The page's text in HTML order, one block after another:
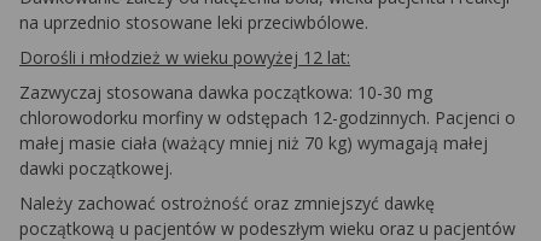
na uprzednio stosowane leki przeciwbólowe.
Dorośli i młodzież w wieku powyżej 12 lat:
Zazwyczaj stosowana dawka początkowa: 10-30 mg
chlorowodorku morfiny w odstępach 12-godzinnych. Pacjenci o
małej masie ciała (ważący mniej niż 70 kg) wymagają małej
dawki początkowej.
Należy zachować ostrożność oraz zmniejszyć dawkę
początkową u pacjentów w podeszłym wieku oraz u pacjentów